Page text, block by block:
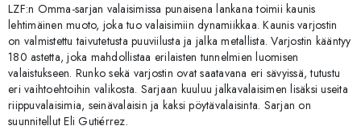
LZF:n Omma-sarjan valaisimissa punaisena lankana toimii kaunis
lehtimäinen muoto, joka tuo valaisimiin dynamiikkaa. Kaunis varjostin
on valmistettu taivutetusta puuviilusta ja jalka metallista. Varjostin kääntyy
180 astetta, joka mahdollistaa erilaisten tunnelmien luomisen
valaistukseen. Runko sekä varjostin ovat saatavana eri sävyissä, tutustu
eri vaihtoehtoihin valikosta. Sarjaan kuuluu jalkavalaisimen lisäksi useita
riippuvalaisimia, seinävalaisin ja kaksi pöytävalaisinta. Sarjan on
suunnitellut Eli Gutiérrez.